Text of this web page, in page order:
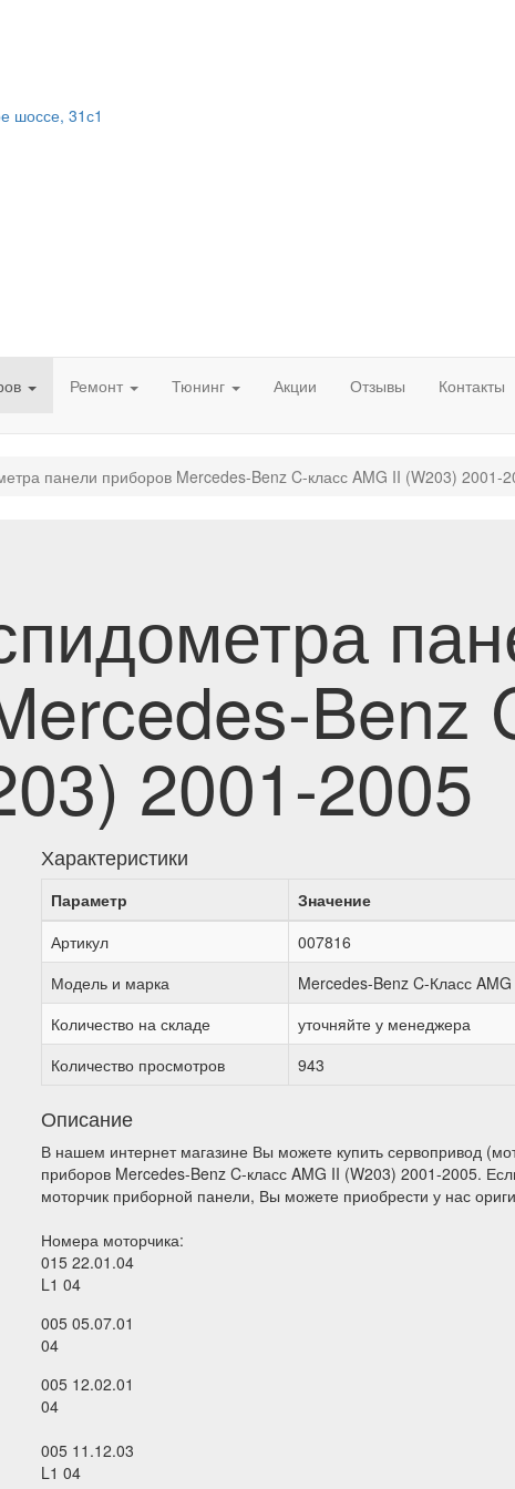
шоссе, 31с1
Ремонт Тюнинг Акции Отзывы Контакты
панели приборов Mercedes-Benz C-класс AMG II (W203) 2001-
Benz
2001-2005
Характеристики
Параметр
Значение
Артикул
007816
Модель и марка
Mercedes-Benz C-Класс
Количество на складе
уточняйте у менеджера
Количество просмотров
943
Описание
В нашем интернет магазине Вы можете купить сервопривод
приборов Mercedes-Benz C-класс AMG II (W203) 2001-2005.
моторчик приборной панели, Вы можете приобрести у нас
Номера моторчика:
015 22.01.04
L1 04
005 05.07.01
04
005 12.02.01
04
005 11.12.03
L1 04